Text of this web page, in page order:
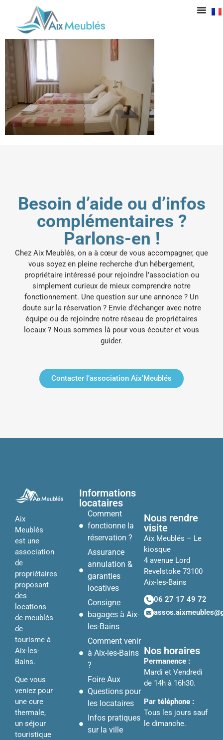
dsc_1159
Besoin d’aide ou d’infos
complémentaires ?
Parlons-en !
Chez Aix Meublés, on a à cœur de vous accompagner, que
vous soyez en pleine recherche d’un hébergement,
propriétaire intéressé pour rejoindre l’association ou
simplement curieux de mieux comprendre notre
fonctionnement. Une question sur une annonce ? Un
doute sur la réservation ? Envie d’échanger avec notre
équipe ou de rejoindre notre réseau de propriétaires
locaux ? Nous sommes là pour vous écouter et vous
guider.
Contacter l’association Aix'Meublés
Aix
Meublés
est une
association
de
propriétaires
proposant
des
locations
de meublés
de
tourisme à
Aix-les-
Bains.
Que vous
veniez pour
une cure
thermale,
un séjour
touristique
Informations
locataires
Comment
fonctionne la
réservation ?
Assurance
annulation &
garanties
locatives
Consigne
bagages à Aix-
les-Bains
Comment venir
à Aix-les-Bains
?
Foire Aux
Questions pour
les locataires
Infos pratiques
sur la ville
Nous rendre
visite
Aix Meublés – Le
kiosque
4 avenue Lord
Revelstoke 73100
Aix-les-Bains
06 27 17 49 72
Nos horaires
Permanence :
Mardi et Vendredi
de 14h à 16h30.
Par téléphone :
Tous les jours sauf
le dimanche.